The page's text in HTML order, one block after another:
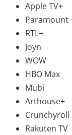
Apple TV+
Paramount
RTL+
Joyn
WOW
HBO Max
Mubi
Arthouse+
Crunchyroll
Rakuten TV